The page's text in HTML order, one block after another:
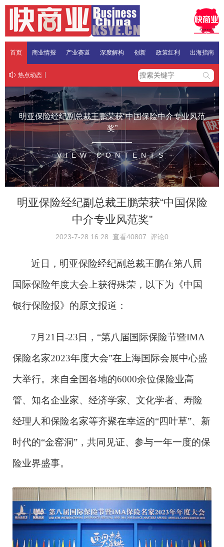
首页 商业情报 产业赛道 深度解构 创新 政策红利 出海指南
热点动态
明亚保险经纪副总裁王鹏荣获“中国保险中介专业风范
奖”
VIEW CONTENTS
明亚保险经纪副总裁王鹏荣获“中国保险
中介专业风范奖”
2023-7-28 16:28 查看40807 评论0
近日，明亚保险经纪副总裁王鹏在第八届
国际保险年度大会上获得殊荣，以下为《中国
银行保险报》的原文报道：
7月21日-23日，“第八届国际保险节暨IMA
保险名家2023年度大会”在上海国际会展中心盛
大举行。来自全国各地的6000余位保险业高
管、知名企业家、经济学家、文化学者、寿险
经理人和保险名家等齐聚在幸运的“四叶草”、新
时代的“金窑洞”，共同见证、参与一年一度的保
险业界盛事。